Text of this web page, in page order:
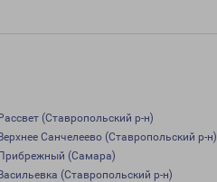
(Ставропольский р-н)
Санчелеево (Ставропольский р-н)
(Самара)
(Ставропольский р-н)